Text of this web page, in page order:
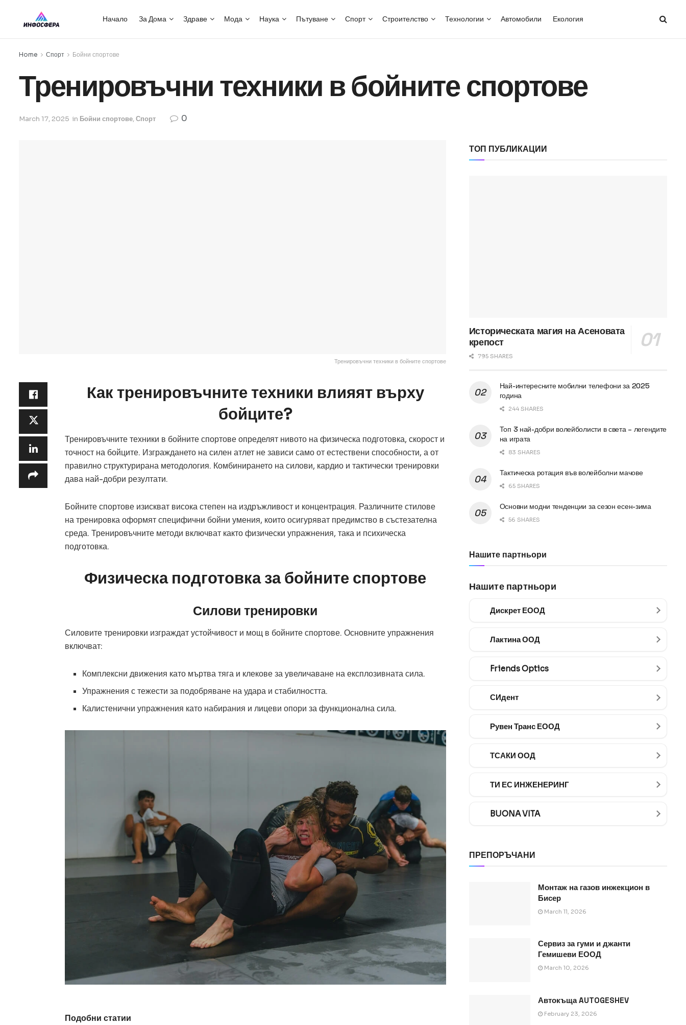
Начало За Дома Здраве Мода Наука Пътуване Спорт Строителство Технологии Автомобили Екология
Home Спорт Бойни спортове
Тренировъчни техники в бойните спортове
March 17, 2025 in Бойни спортове,Спорт 0
Тренировъчни техники в бойните спортове
Как тренировъчните техники влияят върху
бойците?
Тренировъчните техники в бойните спортове определят нивото на физическа подготовка, скорост и
точност на бойците. Изграждането на силен атлет не зависи само от естествени способности, а от
правилно структурирана методология. Комбинирането на силови, кардио и тактически тренировки
дава най-добри резултати.
Бойните спортове изискват висока степен на издръжливост и концентрация. Различните стилове
на тренировка оформят специфични бойни умения, които осигуряват предимство в състезателна
среда. Тренировъчните методи включват както физически упражнения, така и психическа
подготовка.
Физическа подготовка за бойните спортове
Силови тренировки
Силовите тренировки изграждат устойчивост и мощ в бойните спортове. Основните упражнения
включват:
Комплексни движения като мъртва тяга и клекове за увеличаване на експлозивната сила.
Упражнения с тежести за подобряване на удара и стабилността.
Калистенични упражнения като набирания и лицеви опори за функционална сила.
Подобни статии
ТОП ПУБЛИКАЦИИ
Историческата магия на Асеновата
крепост
795 SHARES
Най-интересните мобилни телефони за 2025
година
244 SHARES
Топ 3 най-добри волейболисти в света – легендите
на играта
83 SHARES
Тактическа ротация във волейболни мачове
65 SHARES
Основни модни тенденции за сезон есен-зима
56 SHARES
Нашите партньори
Нашите партньори
Дискрет ЕООД
Лактина ООД
Friends Optics
СИдент
Рувен Транс ЕООД
ТСАКИ ООД
ТИ ЕС ИНЖЕНЕРИНГ
BUONA VITA
ПРЕПОРЪЧАНИ
Монтаж на газов инжекцион в
Бисер
March 11, 2026
Сервиз за гуми и джанти
Гемишеви ЕООД
March 10, 2026
Автокъща AUTOGESHEV
February 23, 2026